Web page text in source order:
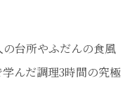
台所やふだんの食風
んだ調理3時間の究極